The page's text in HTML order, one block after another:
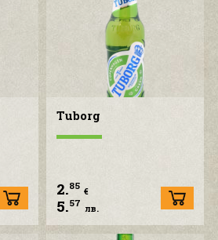
Tuborg
2.85 €
5.57 лв.